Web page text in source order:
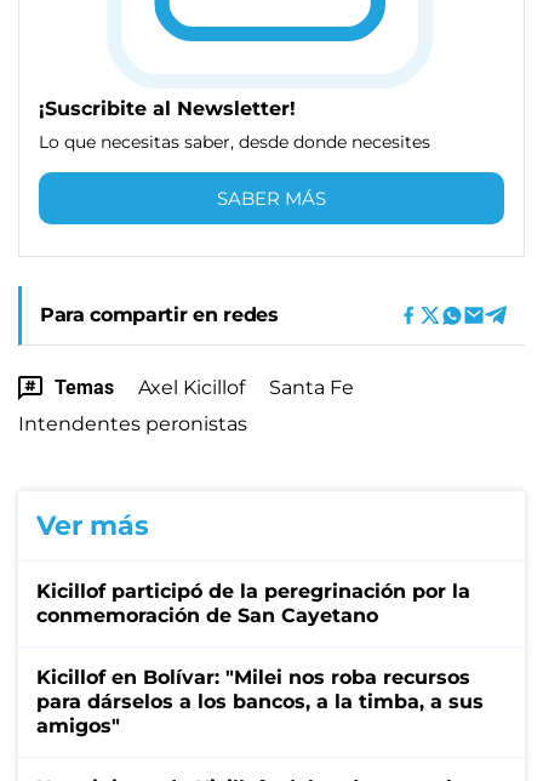
¡Suscribite al Newsletter!
Lo que necesitas saber, desde donde necesites
SABER MÁS
Para compartir en redes
Temas Axel Kicillof
Santa Fe
Intendentes peronistas
Ver más
Kicillof participó de la peregrinación por la
conmemoración de San Cayetano
Kicillof en Bolívar: "Milei nos roba recursos
para dárselos a los bancos, a la timba, a sus
amigos"